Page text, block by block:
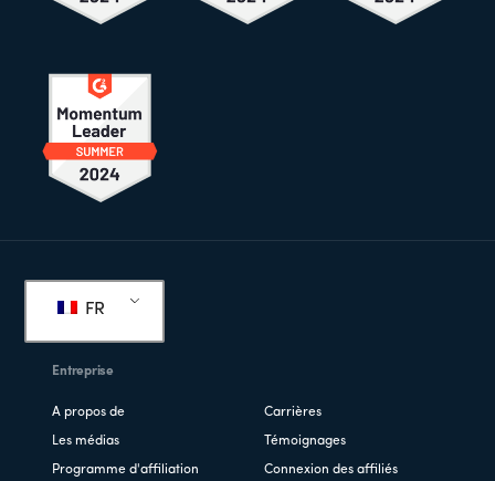
de
page
FR
Entreprise
A propos de Carrières
Les médias Témoignages
Programme d'affiliation Connexion des affiliés